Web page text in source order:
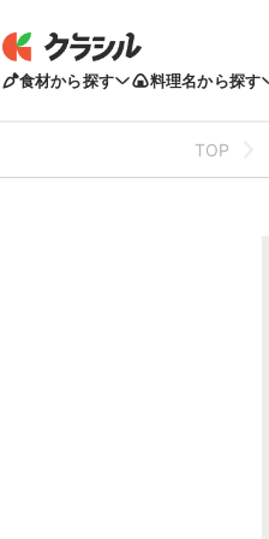
食材から探す 料理名から探す
TOP